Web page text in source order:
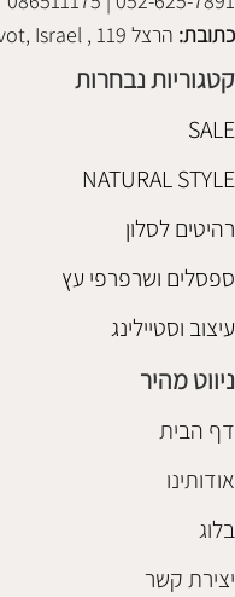
כתובת: הרצל 119 , Rehovot, Israel
קטגוריות נבחרות
SALE
NATURAL STYLE
רהיטים לסלון
ספסלים ושרפרפי עץ
עיצוב וסטיילינג
ניווט מהיר
דף הבית
אודותינו
בלוג
יצירת קשר